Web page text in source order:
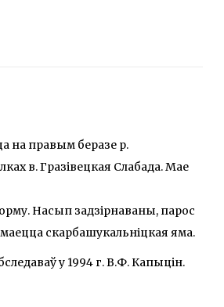
на правым беразе р.
в. Гразівецкая Слабада. Мае
Насып задзірнаваны, парос
скарбашукальніцкая яма.
у 1994 г. В.Ф. Капыцін.